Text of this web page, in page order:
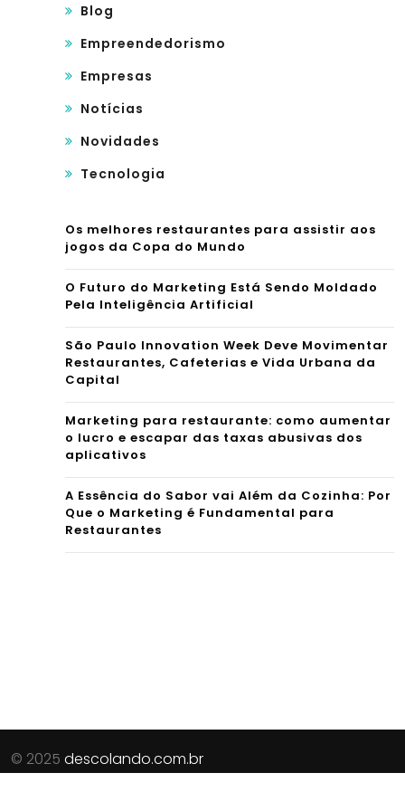
Blog
Empreendedorismo
Empresas
Notícias
Novidades
Tecnologia
Os melhores restaurantes para assistir aos
jogos da Copa do Mundo
O Futuro do Marketing Está Sendo Moldado
Pela Inteligência Artificial
São Paulo Innovation Week Deve Movimentar
Restaurantes, Cafeterias e Vida Urbana da
Capital
Marketing para restaurante: como aumentar
o lucro e escapar das taxas abusivas dos
aplicativos
A Essência do Sabor vai Além da Cozinha: Por
Que o Marketing é Fundamental para
Restaurantes
© 2025 descolando.com.br